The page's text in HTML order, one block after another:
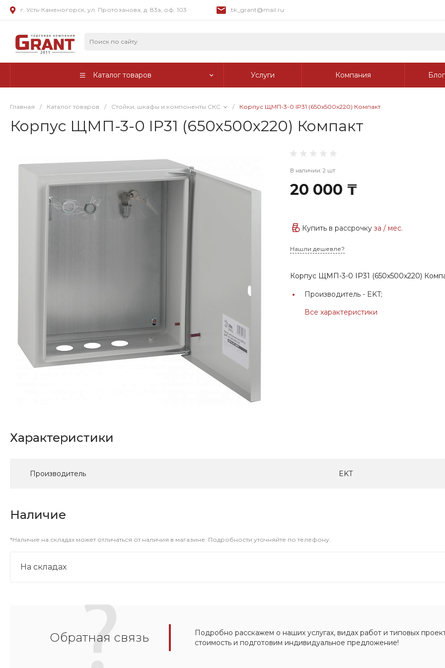
г. Усть-Каменогорск, ул. Протозанова, д. 83а, оф. 103 tk_grant@mail.ru
Каталог товаров Услуги Компания Блог
Главная / Каталог товаров / Стойки, шкафы и компоненты СКС / Корпус ЩМП-3-0 IP31 (650x500x220) Компакт
Корпус ЩМП-3-0 IP31 (650x500x220) Компакт
В наличии: 2 шт
20 000 ₸
Купить в рассрочкуза/ мес.
Нашли дешевле?
Корпус ЩМП-3-0 IP31 (650x500x220)
Производитель - EKT;
Все характеристики
Характеристики
Производитель EKT
Наличие
*Наличие на складах может отличаться от наличия в магазине. Подробности уточняйте по телефону.
На складах
Обратная связь
Подробно расскажем о наших услугах, видах работ и типовых
стоимость и подготовим индивидуальное предложение!